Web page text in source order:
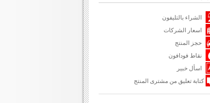
الشراء بالتليفون
اسعار الشركات
حجز المنتج
نقاط فودافون
اسأل خبير
كتابة تعليق من مشترى المنتج